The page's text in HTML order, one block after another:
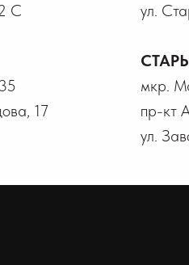
С
17
ул.
мкр.
пр-кт
ул.